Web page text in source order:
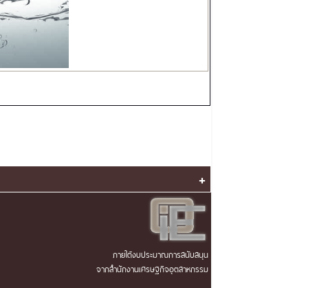
+
ภายใต้งบประมาณการสนับสนุน
จากสำนักงานเศรษฐกิจอุตสาหกรรม